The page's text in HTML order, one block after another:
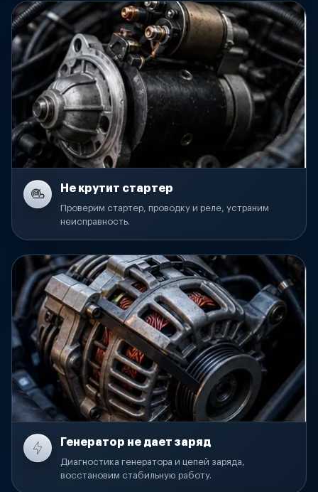
Не крутит стартер
Проверим стартер, проводку и реле, устраним
неисправность.
Генератор не дает заряд
Диагностика генератора и цепей заряда,
восстановим стабильную работу.